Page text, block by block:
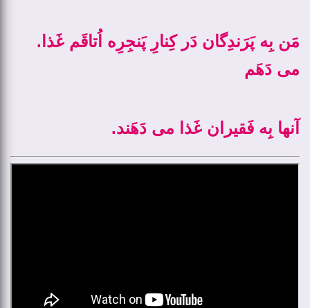
.مَن بِه پَرَندِگان دَر کِنارِ پَنجِرِه اُتاقَم غَذا
می ­دَهَم
.آنها بِه فَقیران غَذا می­ دَهَند